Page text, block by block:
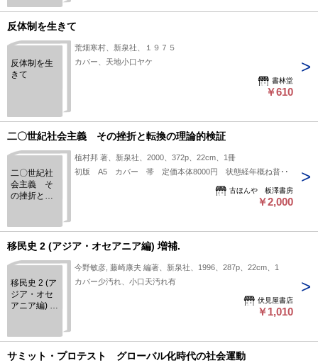
反体制を生きて
反体制を生
きて
荒畑寒村、新泉社、１９７５
カバー、天地小口ヤケ
書林堂
￥610
二〇世紀社会主義 その挫折と転換の理論的検証
二〇世紀社
会主義 そ
の挫折と転
植村邦 著、新泉社、2000、372p、22cm、1冊
初版 A5 カバー 帯 定価本体8000円 状態経年概ね普通
古ほんや 板澤書房
￥2,000
移民史 2 (アジア・オセアニア編) 増補.
移民史 2 (ア
ジア・オセ
アニア編) 増
今野敏彦, 藤崎康夫 編著、新泉社、1996、287p、22cm、1
カバー少汚れ、小口天汚れ有
伏見屋書店
￥1,010
サミット・プロテスト グローバル化時代の社会運動